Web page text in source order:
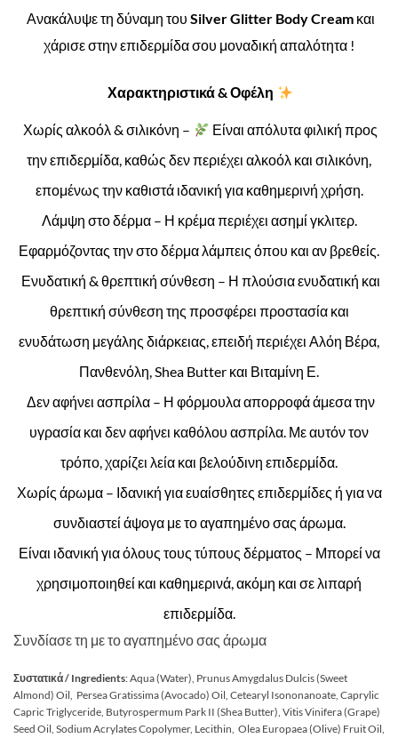
Ανακάλυψε τη δύναμη του Silver Glitter Body Cream και
χάρισε στην επιδερμίδα σου μοναδική απαλότητα !
Χαρακτηριστικά & Οφέλη
Χωρίς αλκοόλ & σιλικόνη –
Είναι απόλυτα φιλική προς
την επιδερμίδα, καθώς δεν περιέχει αλκοόλ και σιλικόνη,
επομένως την καθιστά ιδανική για καθημερινή χρήση.
Λάμψη στο δέρμα – Η κρέμα περιέχει ασημί γκλιτερ.
Εφαρμόζοντας την στο δέρμα λάμπεις όπου και αν βρεθείς.
Ενυδατική & θρεπτική σύνθεση – Η πλούσια ενυδατική και
θρεπτική σύνθεση της προσφέρει προστασία και
ενυδάτωση μεγάλης διάρκειας, επειδή περιέχει Αλόη Βέρα,
Πανθενόλη, Shea Butter και Βιταμίνη Ε.
Δεν αφήνει ασπρίλα – Η φόρμουλα απορροφά άμεσα την
υγρασία και δεν αφήνει καθόλου ασπρίλα. Με αυτόν τον
τρόπο, χαρίζει λεία και βελούδινη επιδερμίδα.
Χωρίς άρωμα – Ιδανική για ευαίσθητες επιδερμίδες ή για να
συνδιαστεί άψογα με το αγαπημένο σας άρωμα.
Είναι ιδανική για όλους τους τύπους δέρματος – Μπορεί να
χρησιμοποιηθεί και καθημερινά, ακόμη και σε λιπαρή
επιδερμίδα.
Συνδίασε τη με τοαγαπημένο σας άρωμα
Συστατικά / Ingredients: Aqua (Water), Prunus Amygdalus Dulcis (Sweet
Almond) Oil, Persea Gratissima (Avocado) Oil, Cetearyl Isononanoate, Caprylic
Capric Triglyceride, Butyrospermum Park II (Shea Butter), Vitis Vinifera (Grape)
Seed Oil, Sodium Acrylates Copolymer, Lecithin, Olea Europaea (Olive) Fruit Oil,